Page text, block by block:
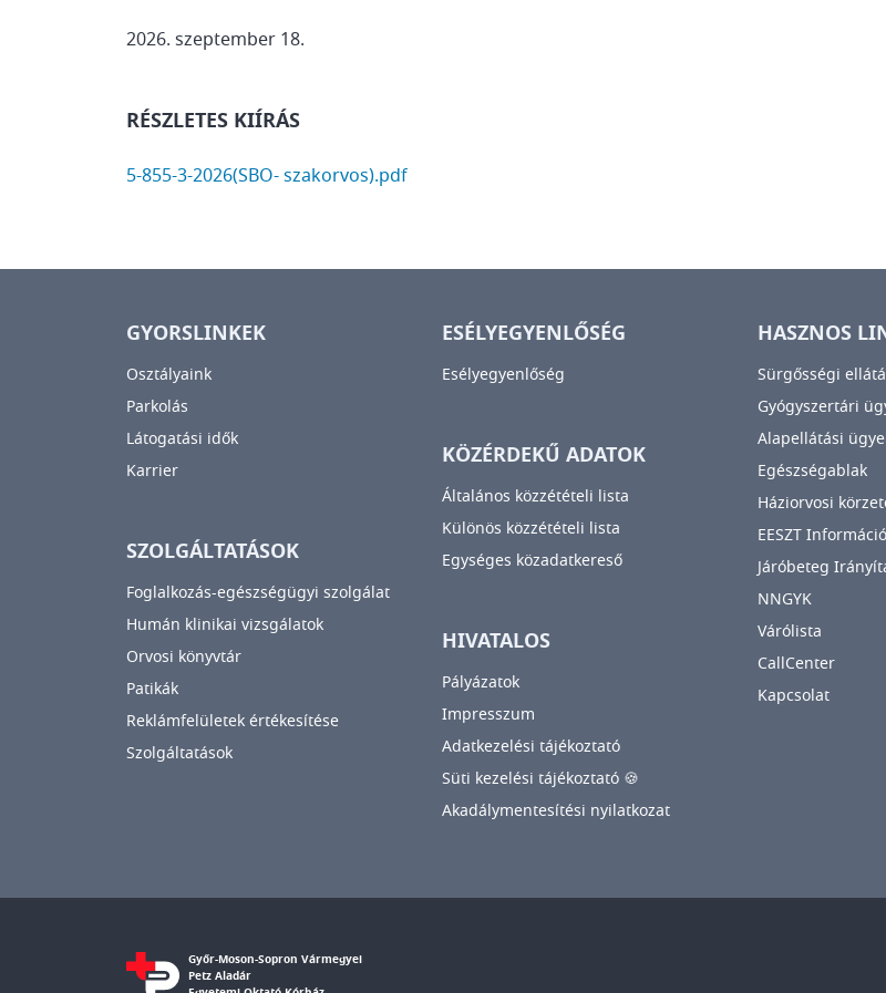
2026. szeptember 18.
RÉSZLETES KIÍRÁS
DOCUMENT
5-855-3-2026(SBO- szakorvos).pdf
GYORSLINKEK
Osztályaink
Parkolás
Látogatási idők
Karrier
SZOLGÁLTATÁSOK
Foglalkozás-egészségügyi szolgálat
Humán klinikai vizsgálatok
Orvosi könyvtár
Patikák
Reklámfelületek értékesítése
Szolgáltatások
ESÉLYEGYENLŐSÉG
Esélyegyenlőség
KÖZÉRDEKŰ ADATOK
Általános közzétételi lista
Különös közzétételi lista
Egységes közadatkereső
HIVATALOS
Pályázatok
Impresszum
Adatkezelési tájékoztató
Süti kezelési tájékoztató 🍪
Akadálymentesítési nyilatkozat
HASZNOS
Sürgősségi
Gyógyszertári
Alapellátási
Egészségablak
Háziorvosi
EESZT
Járóbeteg
NNGYK
Várólista
CallCenter
Kapcsolat
Győr-Moson-Sopron Vármegyei
Petz Aladár